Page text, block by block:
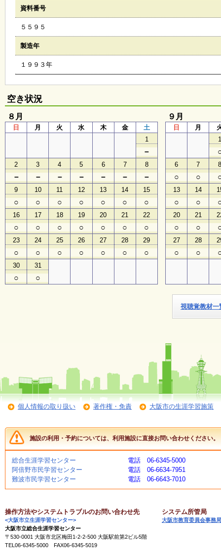
ン
ガ
ン
う
並
木
向
け
イ
ベ
ン
ト
ガ
イ
ド
メ
ル
マ
師
・
イ
ン
ス
ト
ラ
ク
募
集
資料番号
５５９５
製造年
１９９３年
空き状況
８月
日 月 火 水 木 金
土
1
－
2
－
3
－
4
－
5
－
6
－
7
－
8
－
9
○
10
○
11
○
12
○
13
○
14
○
15
○
16
○
17
○
18
○
19
○
20
○
21
○
22
○
23
○
24
○
25
○
26
○
27
○
28
○
29
○
30
○
31
○
９月
日 月
6
○
7
○
13
○
14
○
20
○
21
○
27
○
28
○
視聴覚教材一
個人情報の取り扱い 著作権・免責 大阪市の生涯学習施策
施設の利用・予約については、利用施設に直接お問い合わせください。
総合生涯学習センター
電話 06-6345-5000
阿倍野市民学習センター
電話 06-6634-7951
難波市民学習センター
電話 06-6643-7010
操作方法やシステムトラブルのお問い合わせ先
<大阪市立生涯学習センター>
大阪市立総合生涯学習センター
〒530-0001 大阪市北区梅田1-2-2-500 大阪駅前第2ビル5階
TEL06-6345-5000 FAX06-6345-5019
システム所管局
大阪市教育委員会事務局